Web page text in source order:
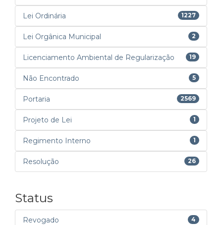
Lei Ordinária 1227
Lei Orgânica Municipal 2
Licenciamento Ambiental de Regularização 19
Não Encontrado 5
Portaria 2569
Projeto de Lei 1
Regimento Interno 1
Resolução 26
Status
Revogado 4